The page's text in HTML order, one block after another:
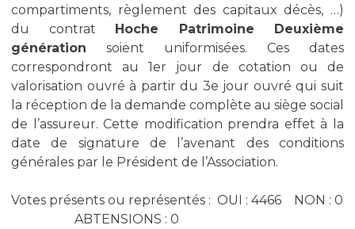
compartiments, règlement des capitaux décès, …)
du contrat Hoche Patrimoine Deuxième
génération soient uniformisées. Ces dates
correspondront au 1er jour de cotation ou de
valorisation ouvré à partir du 3e jour ouvré qui suit
la réception de la demande complète au siège social
de l’assureur. Cette modification prendra effet à la
date de signature de l’avenant des conditions
générales par le Président de l’Association.
Votes présents ou représentés : OUI : 4466 NON : 0
ABTENSIONS : 0